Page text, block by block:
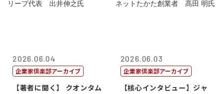
2026.06.04
企業家倶楽部アーカイブ
【著者に聞く】 クオンタム
2026.06.03
企業家倶楽部アーカイブ
【核心インタビュー】ジャ